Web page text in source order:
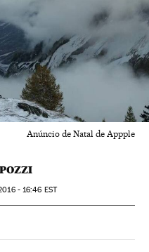
Anúncio de Natal de Appple
- 16:46 EST